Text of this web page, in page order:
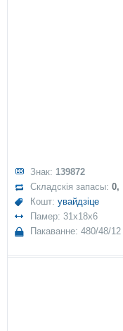
Знак: 139872
Складскія запасы:0,
Кошт:увайдзіце
Памер: 31x18x6
Пакаванне: 480/48/12